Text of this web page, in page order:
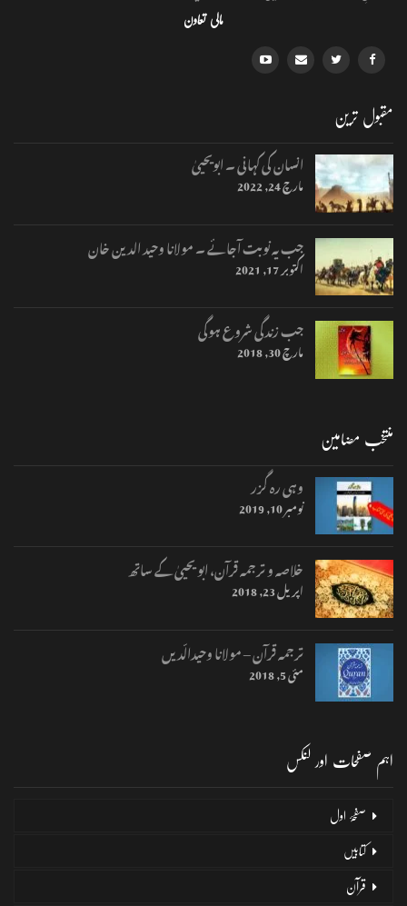
مالی تعاون
مقبول ترین
انسان کی کہانی ۔ ابویحییٰ
مارچ 24, 2022
جب یہ نوبت آجائے ۔ مولانا وحید الدین خان
اکتوبر 17, 2021
جب زندگی شروع ہوگی
مارچ 30, 2018
منتخب مضامین
وہی رہ گزر
نومبر 10, 2019
خلاصہ و ترجمہ قرآن، ابو یحییٰ کے ساتھ
اپریل 23, 2018
ترجمہ قرآن – مولانا وحیدالّدیں
مئی 5, 2018
اہم صفحات اور لنکس
صفحۂ اول
کتابیں
قرآن